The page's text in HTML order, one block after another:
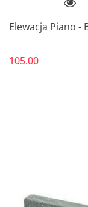
Elewacja Piano -
105.00